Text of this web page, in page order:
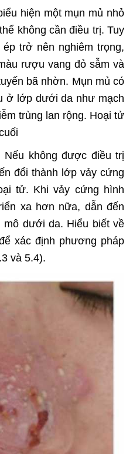
hiện một mụn mủ nhỏ
không cần điều trị. Tuy
trở nên nghiêm trọng,
rượu vang đỏ sẫm và
bã nhờn. Mụn mủ có
ở lớp dưới da như mạch
trùng lan rộng. Hoại tử
không được điều trị
đổi thành lớp vảy cứng
tử. Khi vảy cứng hình
xa hơn nữa, dẫn đến
dưới da. Hiểu biết về
xác định phương pháp
và 5.4).